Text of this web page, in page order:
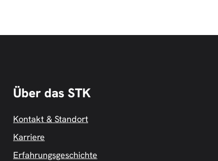
Über das STK
Kontakt & Standort
Karriere
Erfahrungsgeschichte